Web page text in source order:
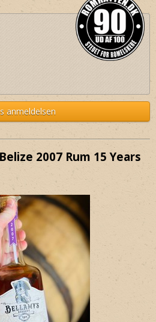
anmeldelsen
2007 Rum 15 Years